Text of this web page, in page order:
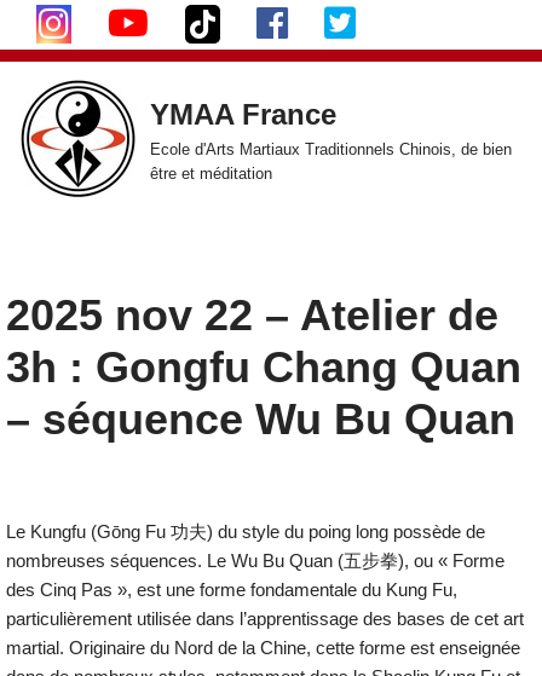
Aller
au
contenu
YMAA France
Ecole d'Arts Martiaux Traditionnels Chinois, de bien
être et méditation
2025 nov 22 – Atelier de
3h : Gongfu Chang Quan
– séquence Wu Bu Quan
Le Kungfu (Gōng Fu 功夫) du style du poing long possède de
nombreuses séquences. Le Wu Bu Quan (五步拳), ou « Forme
des Cinq Pas », est une forme fondamentale du Kung Fu,
particulièrement utilisée dans l’apprentissage des bases de cet art
martial. Originaire du Nord de la Chine, cette forme est enseignée